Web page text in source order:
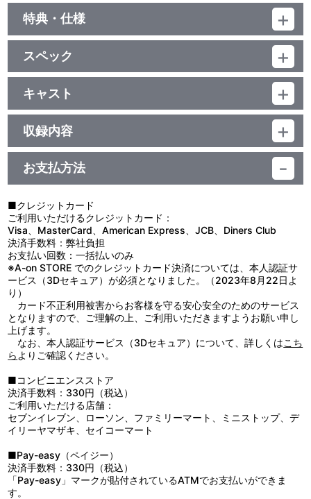
特典・仕様
ジャケットイラストアクリルスタンド付
他、仕様
描き下ろしイラストジャケット
スペック
品番：LACM-34757
ジャンル：国内アニメ音楽
シングル
／20分
キャスト
春宮ゆくり(CV.奥村優季)
収録内容
お支払方法
■クレジットカード
ご利用いただけるクレジットカード：
Visa、MasterCard、American Express、JCB、Diners Club
決済手数料：弊社負担
お支払い回数：一括払いのみ
※A-on STORE でのクレジットカード決済については、本人認証サ
ービス（3Dセキュア）が必須となりました。（2023年8月22日よ
り）
カード不正利用被害からお客様を守る安心安全のためのサービス
となりますので、ご理解の上、ご利用いただきますようお願い申し
上げます。
なお、本人認証サービス（3Dセキュア）について、詳しくはこち
ら よりご確認ください。
■コンビニエンスストア
決済手数料：330円（税込）
ご利用いただける店舗：
セブンイレブン、ローソン、ファミリーマート、ミニストップ、デ
イリーヤマザキ、セイコーマート
■Pay-easy（ペイジー）
決済手数料：330円（税込）
「Pay-easy」マークが貼付されているATMでお支払いができま
す。